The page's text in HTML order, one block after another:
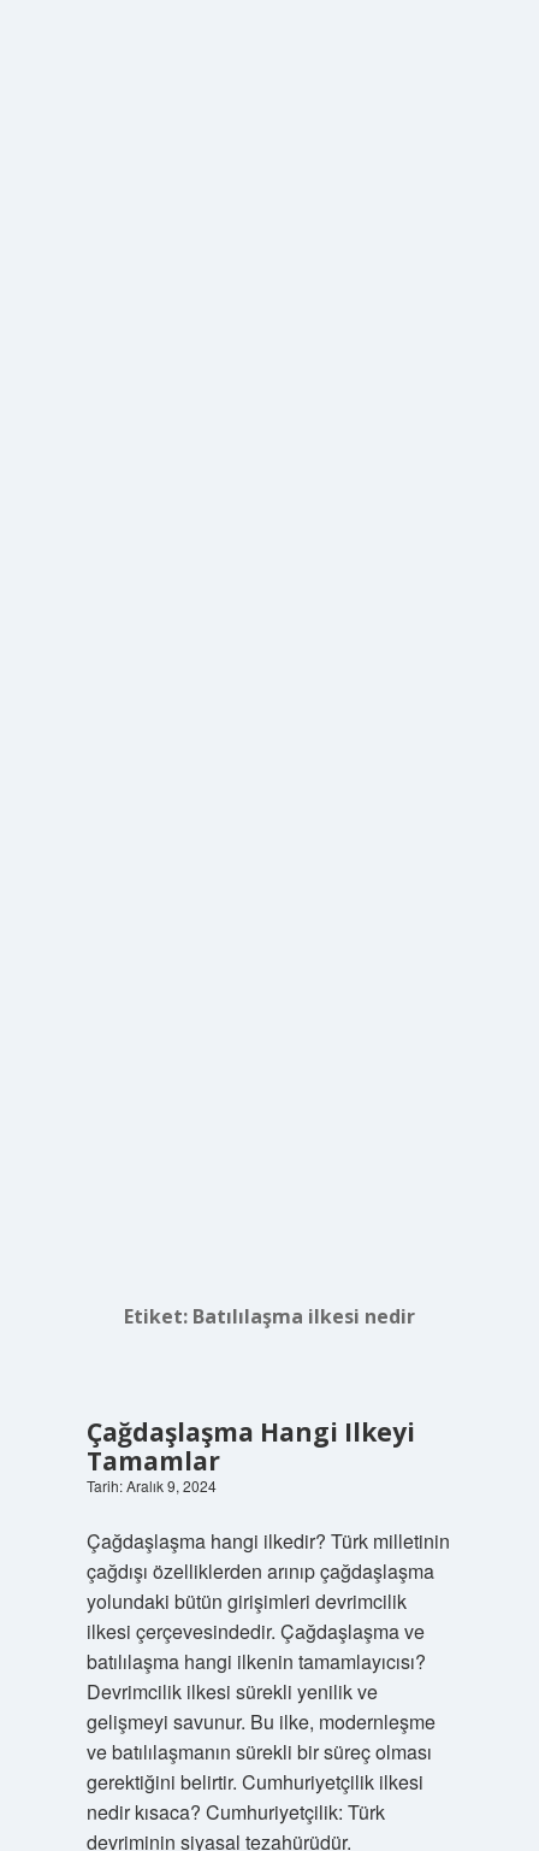
Etiket: Batılılaşma ilkesi nedir
Çağdaşlaşma Hangi Ilkeyi
Tamamlar
Tarih: Aralık 9, 2024
Çağdaşlaşma hangi ilkedir? Türk milletinin
çağdışı özelliklerden arınıp çağdaşlaşma
yolundaki bütün girişimleri devrimcilik
ilkesi çerçevesindedir. Çağdaşlaşma ve
batılılaşma hangi ilkenin tamamlayıcısı?
Devrimcilik ilkesi sürekli yenilik ve
gelişmeyi savunur. Bu ilke, modernleşme
ve batılılaşmanın sürekli bir süreç olması
gerektiğini belirtir. Cumhuriyetçilik ilkesi
nedir kısaca? Cumhuriyetçilik: Türk
devriminin siyasal tezahürüdür.